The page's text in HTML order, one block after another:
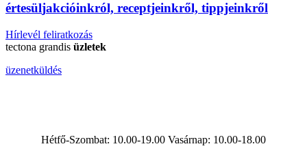
értesüljakcióinkról, receptjeinkről, tippjeinkről
Hírlevél feliratkozás
tectona grandis üzletek
üzenetküldés
Hétfő-Szombat: 10.00-19.00 Vasárnap: 10.00-18.00